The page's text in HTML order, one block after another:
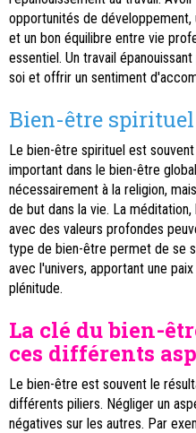
opportunités de
et un bon équilibre entre vie
essentiel. Un travail
soi et offrir un sentiment
Bien-être spirituel
Le bien-être spirituel est
important dans le bien-être
nécessairement à la religion,
de but dans la vie. La
avec des valeurs profondes
type de bien-être permet de se
avec l'univers, apportant une
plénitude.
La clé du bien-
ces différents
Le bien-être est souvent le
différents piliers. Négliger un
négatives sur les autres. Par